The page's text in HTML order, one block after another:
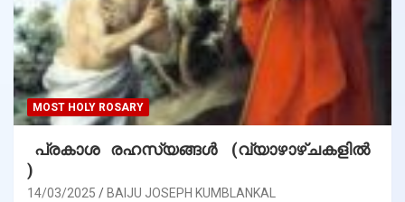
MOST HOLY ROSARY
പ്രകാശ രഹസ്യങ്ങൾ (വ്യാഴാഴ്ചകളിൽ
)
14/03/2025 BAIJU JOSEPH KUMBLANKAL